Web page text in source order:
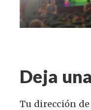
Deja
Tu dirección